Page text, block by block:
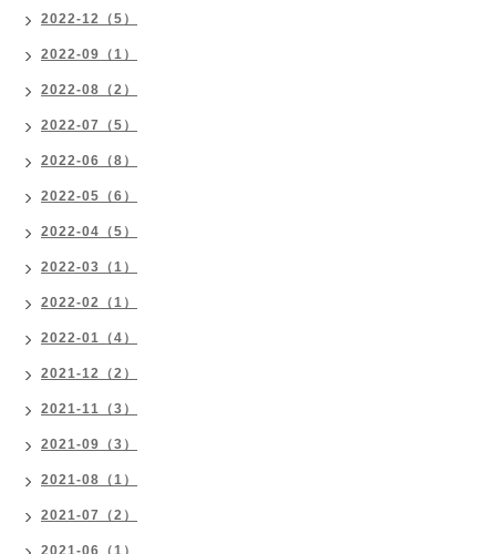
2022-12（5）
2022-09（1）
2022-08（2）
2022-07（5）
2022-06（8）
2022-05（6）
2022-04（5）
2022-03（1）
2022-02（1）
2022-01（4）
2021-12（2）
2021-11（3）
2021-09（3）
2021-08（1）
2021-07（2）
2021-06（1）